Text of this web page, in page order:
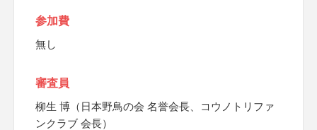
参加費
無し
審査員
柳生 博（日本野鳥の会 名誉会長、コウノトリファ
ンクラブ 会長）